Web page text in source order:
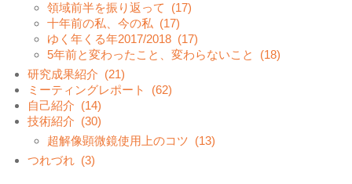
領域前半を振り返って
(17)
十年前の私、今の私 (17)
ゆく年くる年2017/2018 (17)
5年前と変わったこと、変わらないこと
(18)
研究成果紹介 (21)
ミーティングレポート
(62)
自己紹介 (14)
技術紹介 (30)
超解像顕微鏡使用上のコツ (13)
つれづれ (3)